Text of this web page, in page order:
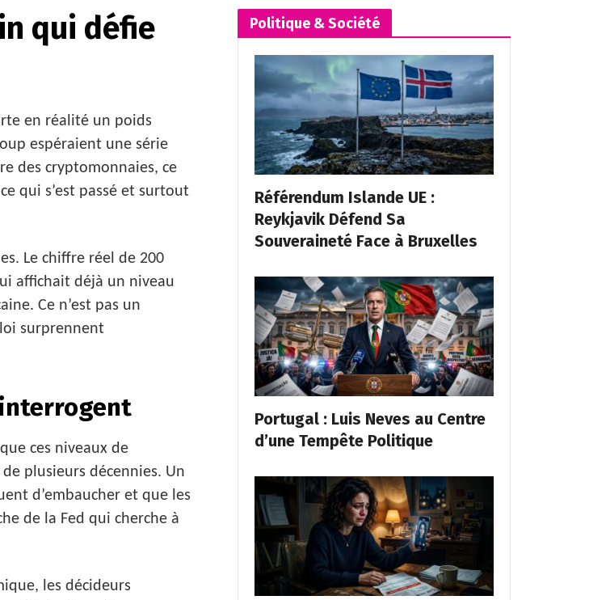
qui défie
en réalité un poids
espéraient une série
des cryptomonnaies, ce
qui s’est passé et surtout
Le chiffre réel de 200
affichait déjà un niveau
Ce n’est pas un
surprennent
ces niveaux de
plusieurs décennies. Un
d’embaucher et que les
de la Fed qui cherche à
les décideurs
Politique & Société
Référendum Islande UE :
Reykjavik Défend Sa
Souveraineté Face à Bruxelles
Portugal : Luis Neves au Centre
d’une Tempête Politique